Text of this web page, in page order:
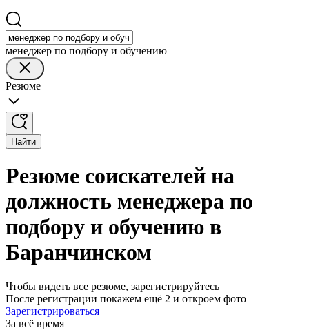
менеджер по подбору и обучению
Резюме
Найти
Резюме соискателей на
должность менеджера по
подбору и обучению в
Баранчинском
Чтобы видеть все резюме, зарегистрируйтесь
После регистрации покажем ещё 2 и откроем фото
Зарегистрироваться
За всё время